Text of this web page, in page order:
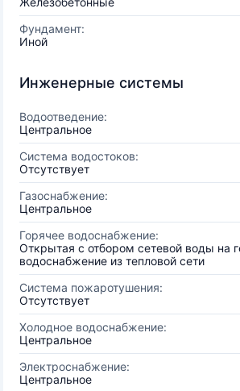
Фундамент:
Иной
Инженерные системы
Водоотведение:
Центральное
Система водостоков:
Отсутствует
Газоснабжение:
Центральное
Горячее водоснабжение:
Открытая с отбором сетевой воды на
водоснабжение из тепловой сети
Система пожаротушения:
Отсутствует
Холодное водоснабжение:
Центральное
Электроснабжение:
Центральное